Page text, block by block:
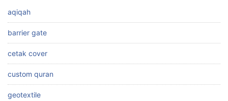
aqiqah
barrier gate
cetak cover
custom quran
geotextile